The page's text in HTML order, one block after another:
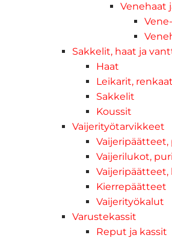
Venehaat
Sakkelit, haat ja
Haat
Leikarit,
Sakkelit
Koussit
Vaijerityötarvikkeet
Vaijeripäätteet,
Vaijerilukot,
Kierrepäätteet
Vaijerityökalut
Varustekassit
Reput ja kassit